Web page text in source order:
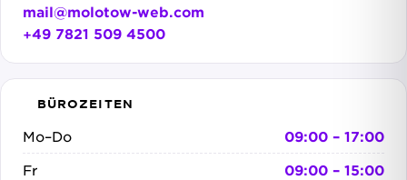
mail@molotow-web.com
+49 7821 509 4500
BÜROZEITEN
Mo–Do
09:00 – 17:00
Fr
09:00 – 15:00